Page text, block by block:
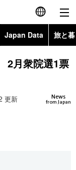
English
简体字
Japan Data 旅と
Topics
2月衆院選1票
News
from Japan
更新